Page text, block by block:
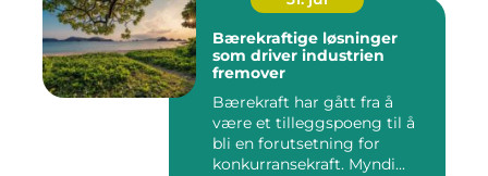
Bærekraftige løsninger
som driver industrien
fremover
Bærekraft har gått fra å
være et tilleggspoeng til å
bli en forutsetning for
konkurransekraft. Myndi...